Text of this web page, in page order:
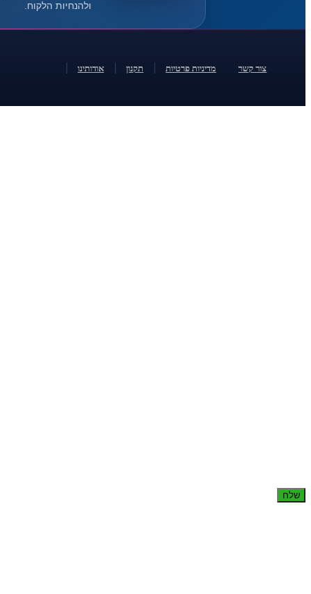
ולהנחיות הלקוח.
אודותינו תקנון מדיניות פרטיות צור קשר